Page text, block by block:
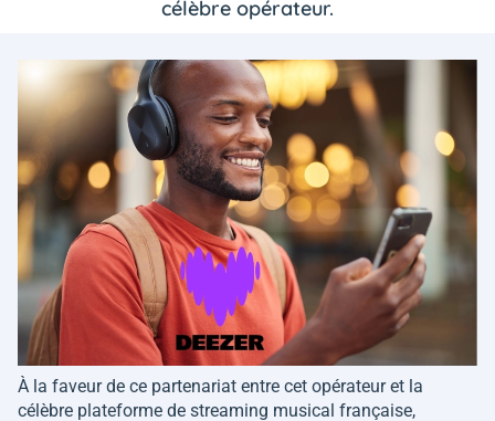
célèbre opérateur.
À la faveur de ce partenariat entre cet opérateur et la
célèbre plateforme de streaming musical française,